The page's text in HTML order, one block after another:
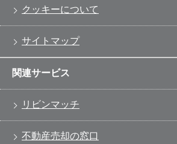
クッキーについて
サイトマップ
関連サービス
リビンマッチ
不動産売却の窓口